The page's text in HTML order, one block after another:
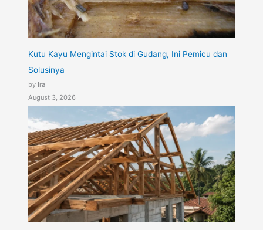
Kutu Kayu Mengintai Stok di Gudang, Ini Pemicu dan
Solusinya
by Ira
August 3, 2026